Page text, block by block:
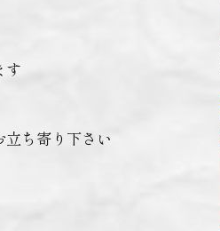
す
ち寄り下さい